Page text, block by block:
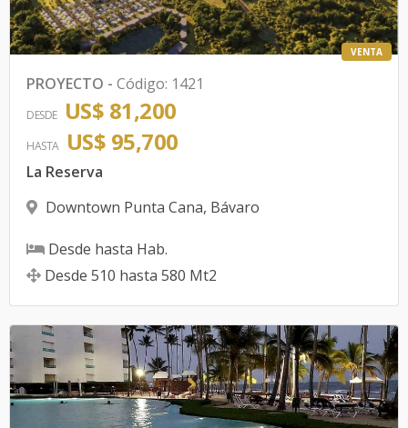
VENTA
PROYECTO - Código: 1421
DESDE US$ 81,200
HASTA US$ 95,700
La Reserva
Downtown Punta Cana, Bávaro
Desde hasta Hab.
Desde 510 hasta 580 Mt2